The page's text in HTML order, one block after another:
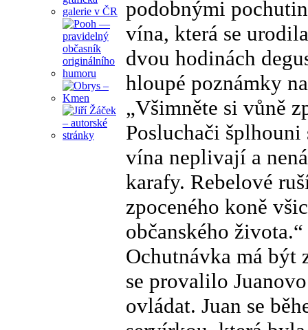
podobnými
vína, která se
dvou hodinách
hloupé poznámky
„Všimněte si vůně
Posluchači
vína neplivají a
karafy. Rebelové
zpoceného koně
občanského života.“
Ochutnávka má být
se provalilo
ovládat. Juan se